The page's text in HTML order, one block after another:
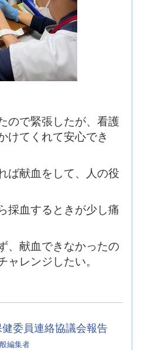
ので緊張したが、看護
けてくれて安心でき
ば献血をして、人の役
採血するときが少し痛
、献血できなかったの
レンジしたい。
健委員連絡協議会報告
編集者